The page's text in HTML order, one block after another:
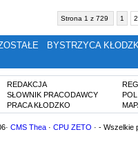
Strona 1 z 729 1 2
BYSTRZYCA
REDAKCJA
SŁOWNIK PRACODAWCY
PRACA KŁODZKO
CMS Thea · CPU ZETO · - Wszelkie